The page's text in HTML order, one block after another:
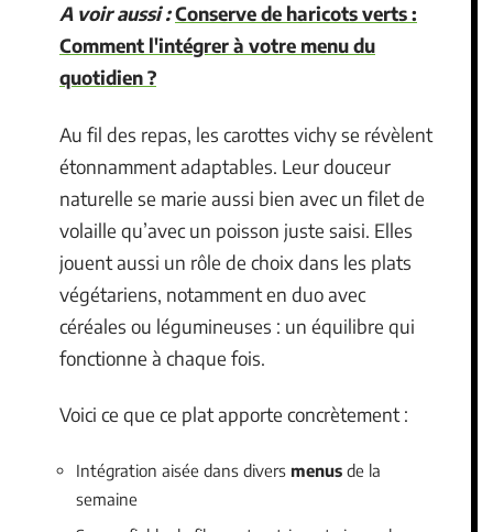
A voir aussi :Conserve de haricots verts :
Comment l'intégrer à votre menu du
quotidien ?
Au fil des repas, les carottes vichy se révèlent
étonnamment adaptables. Leur douceur
naturelle se marie aussi bien avec un filet de
volaille qu’avec un poisson juste saisi. Elles
jouent aussi un rôle de choix dans les plats
végétariens, notamment en duo avec
céréales ou légumineuses : un équilibre qui
fonctionne à chaque fois.
Voici ce que ce plat apporte concrètement :
Intégration aisée dans divers menus de la
semaine